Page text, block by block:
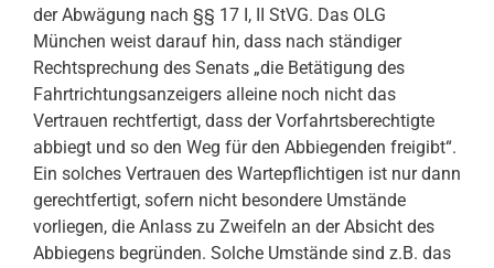
der Abwägung nach §§ 17 I, II StVG. Das OLG
München weist darauf hin, dass nach ständiger
Rechtsprechung des Senats „die Betätigung des
Fahrtrichtungsanzeigers alleine noch nicht das
Vertrauen rechtfertigt, dass der Vorfahrtsberechtigte
abbiegt und so den Weg für den Abbiegenden freigibt“.
Ein solches Vertrauen des Wartepflichtigen ist nur dann
gerechtfertigt, sofern nicht besondere Umstände
vorliegen, die Anlass zu Zweifeln an der Absicht des
Abbiegens begründen. Solche Umstände sind z.B. das